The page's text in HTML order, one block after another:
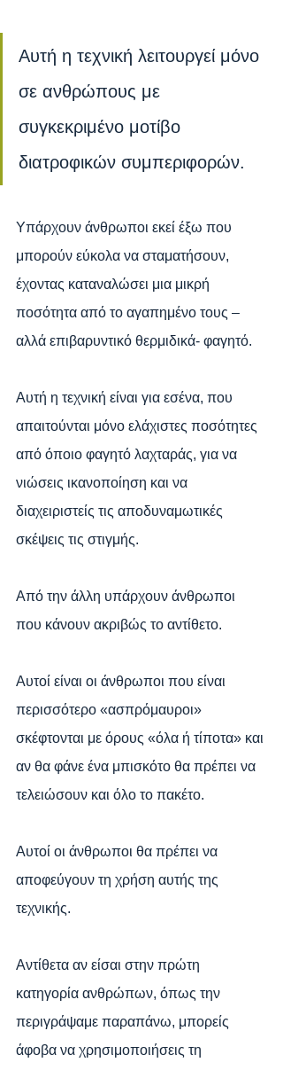
Αυτή η τεχνική λειτουργεί μόνο
σε ανθρώπους με
συγκεκριμένο μοτίβο
διατροφικών συμπεριφορών.
Υπάρχουν άνθρωποι εκεί έξω που
μπορούν εύκολα να σταματήσουν,
έχοντας καταναλώσει μια μικρή
ποσότητα από το αγαπημένο τους –
αλλά επιβαρυντικό θερμιδικά- φαγητό.
Αυτή η τεχνική είναι για εσένα, που
απαιτούνται μόνο ελάχιστες ποσότητες
από όποιο φαγητό λαχταράς, για να
νιώσεις ικανοποίηση και να
διαχειριστείς τις αποδυναμωτικές
σκέψεις τις στιγμής.
Από την άλλη υπάρχουν άνθρωποι
που κάνουν ακριβώς το αντίθετο.
Αυτοί είναι οι άνθρωποι που είναι
περισσότερο «ασπρόμαυροι»
σκέφτονται με όρους «όλα ή τίποτα» και
αν θα φάνε ένα μπισκότο θα πρέπει να
τελειώσουν και όλο το πακέτο.
Αυτοί οι άνθρωποι θα πρέπει να
αποφεύγουν τη χρήση αυτής της
τεχνικής.
Αντίθετα αν είσαι στην πρώτη
κατηγορία ανθρώπων, όπως την
περιγράψαμε παραπάνω, μπορείς
άφοβα να χρησιμοποιήσεις τη